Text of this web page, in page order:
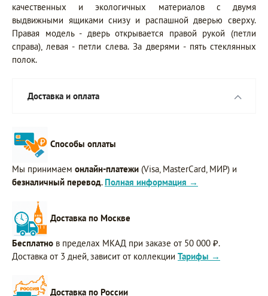
качественных и экологичных материалов с двумя
выдвижными ящиками снизу и распашной дверью сверху.
Правая модель - дверь открывается правой рукой (петли
справа), левая - петли слева. За дверями - пять стеклянных
полок.
Доставка и оплата
Способы оплаты
Мы принимаем онлайн-платежи (Visa, MasterCard, МИР) и
безналичный перевод. Полная информация →
Доставка по Москве
Бесплатно в пределах МКАД при заказе от 50 000 ₽.
Доставка от 3 дней, зависит от коллекции Тарифы →
Доставка по России